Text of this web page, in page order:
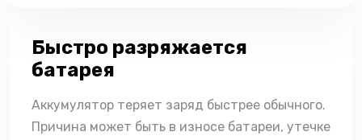
Быстро разряжается
батарея
Аккумулятор теряет заряд быстрее обычного.
Причина может быть в износе батареи, утечке